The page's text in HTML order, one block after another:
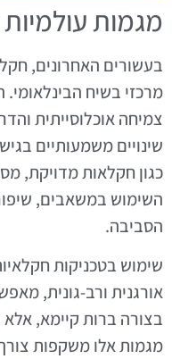
מגמות
בעשורים האחרונים,
מרכזי בשיח
צמיחה אוכלוסייתית
שינויים משמעותיים
כגון חקלאות מדויקת,
השימוש במשאבים,
הסביבה.
שימוש בטכניקות
אורגנית ורב-גונית,
בצורה ברות קיימא, אלא
מגמות אלו משקפות